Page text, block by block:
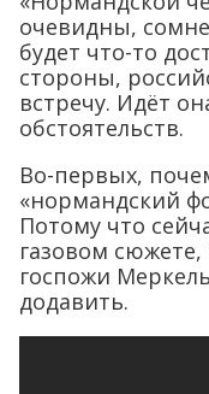
очевидны,
будет что-то
стороны,
встречу. Идёт
обстоятельств.
Во-первых,
«нормандский
Потому что
газовом
госпожи
додавить.